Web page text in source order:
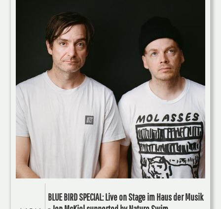
BLUE BIRD SPECIAL: Live on Stage im Haus der Musik